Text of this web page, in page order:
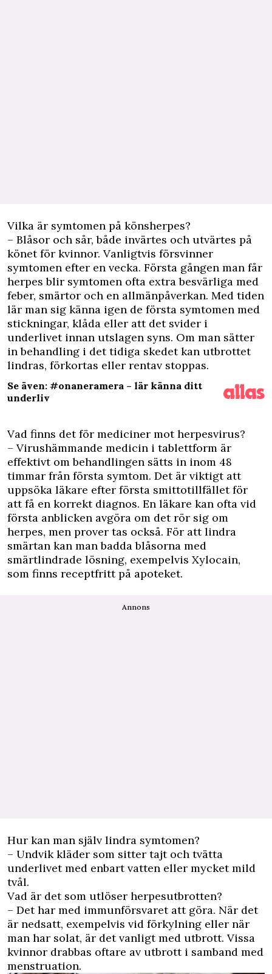
Vilka är symtomen på könsherpes?
– Blåsor och sår, både invärtes och utvärtes på
könet för kvinnor. Vanligtvis försvinner
symtomen efter en vecka. Första gången man får
herpes blir symtomen ofta extra besvärliga med
feber, smärtor och en allmänpåverkan. Med tiden
lär man sig känna igen de första symtomen med
stickningar, klåda eller att det svider i
underlivet innan utslagen syns. Om man sätter
in behandling i det tidiga skedet kan utbrottet
lindras, förkortas eller rentav stoppas.
Se även: #onaneramera – lär känna ditt
underliv
Vad finns det för mediciner mot herpesvirus?
– Virushämmande medicin i tablettform är
effektivt om behandlingen sätts in inom 48
timmar från första symtom. Det är viktigt att
uppsöka läkare efter första smittotillfället för
att få en korrekt diagnos. En läkare kan ofta vid
första anblicken avgöra om det rör sig om
herpes, men prover tas också. För att lindra
smärtan kan man badda blåsorna med
smärtlindrade lösning, exempelvis Xylocain,
som finns receptfritt på apoteket.
Annons
Hur kan man själv lindra symtomen?
– Undvik kläder som sitter tajt och tvätta
underlivet med enbart vatten eller mycket mild
tvål.
Vad är det som utlöser herpesutbrotten?
– Det har med immunförsvaret att göra. När det
är nedsatt, exempelvis vid förkylning eller när
man har solat, är det vanligt med utbrott. Vissa
kvinnor drabbas oftare av utbrott i samband med
menstruation.